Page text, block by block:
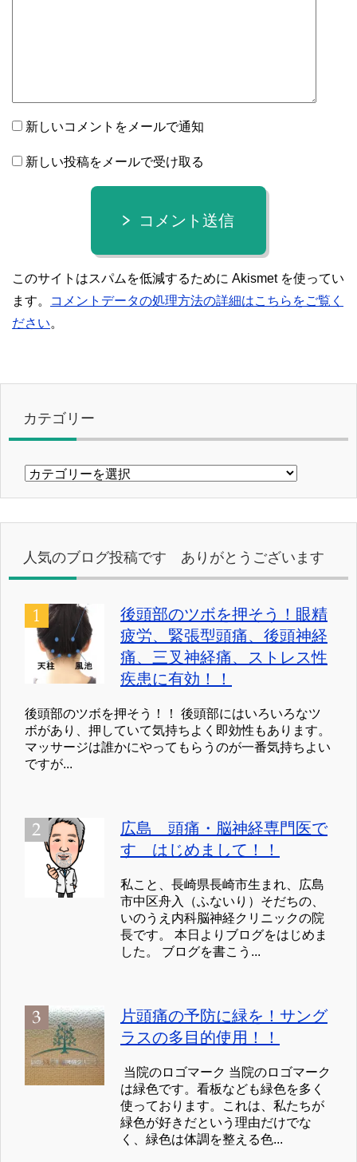
新しいコメントをメールで通知
新しい投稿をメールで受け取る
コメント送信
このサイトはスパムを低減するために Akismet を使ってい
ます。
コメントデータの処理方法の詳細はこちらをご覧く
ださい。
カテゴリー
カ
リ
人気のブログ投稿です ありがとうございます
後頭部のツボを押そう！眼精
疲労、緊張型頭痛、後頭神経
痛、三叉神経痛、ストレス性
疾患に有効！！
後頭部のツボを押そう！！ 後頭部にはいろいろなツ
ボがあり、押していて気持ちよく即効性もあります。
マッサージは誰かにやってもらうのが一番気持ちよい
ですが...
広島 頭痛・脳神経専門医で
す はじめまして！！
私こと、長崎県長崎市生まれ、広島
市中区舟入（ふないり）そだちの、
いのうえ内科脳神経クリニックの院
長です。 本日よりブログをはじめま
した。 ブログを書こう...
片頭痛の予防に緑を！サング
ラスの多目的使用！！
当院のロゴマーク 当院のロゴマーク
は緑色です。看板なども緑色を多く
使っております。これは、私たちが
緑色が好きだという理由だけでな
く、緑色は体調を整える色...